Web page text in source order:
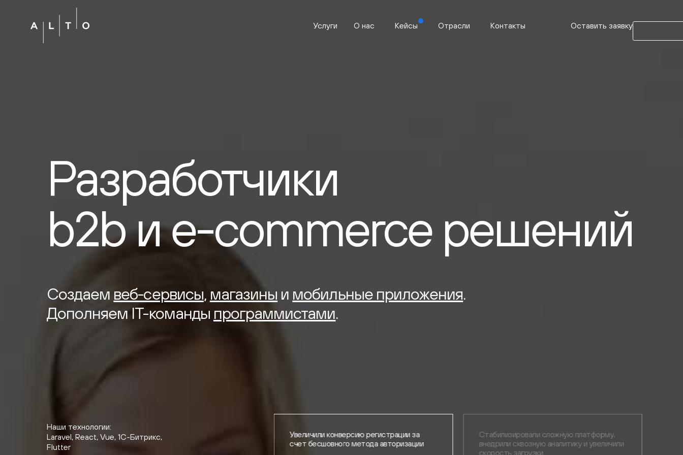
Услуги О нас Кейсы Отрасли Контакты Оставить заявку
Разработчики
b2bиe-commerceрешений
Создаем веб-сервисы, магазины и мобильные приложения.
Дополняем IT-команды программистами.
Наши технологии:
Laravel, React, Vue, 1С-Битрикс,
Flutter
Доработали масштабируемую платформу
и увеличили конверсию
Увеличили конверсию регистрации за
счет бесшовного метода авторизации
Стабилизировали сложную платформу,
внедрили сквозную аналитику и увеличили
скорость загрузки